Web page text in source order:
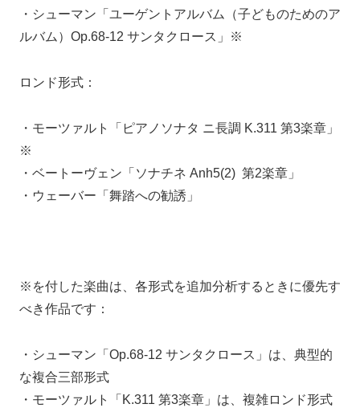
・シューマン「ユーゲントアルバム（子どものためのア
ルバム）Op.68-12 サンタクロース」※
ロンド形式：
・モーツァルト「ピアノソナタ ニ長調 K.311 第3楽章」
※
・ベートーヴェン「ソナチネ Anh5(2) 第2楽章」
・ウェーバー「舞踏への勧誘」
※を付した楽曲は、各形式を追加分析するときに優先す
べき作品です：
・シューマン「Op.68-12 サンタクロース」は、典型的
な複合三部形式
・モーツァルト「K.311 第3楽章」は、複雑ロンド形式